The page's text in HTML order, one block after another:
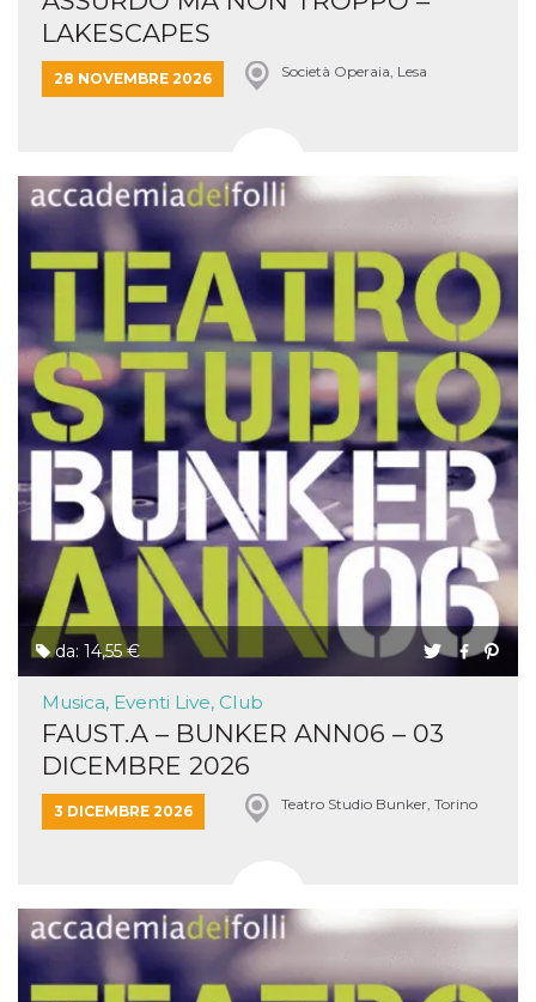
LAKESCAPES
28 NOVEMBRE 2026 Società Operaia, Lesa
da: 14,55 €
Musica, Eventi Live, Club
FAUST.A – BUNKER ANN06 – 03
DICEMBRE 2026
3 DICEMBRE 2026 Teatro Studio Bunker, Torino